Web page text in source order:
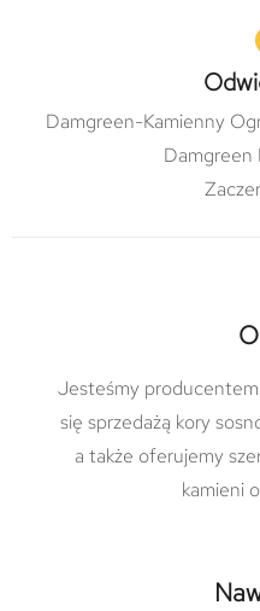
Damgreen-Kamienny
Damgreen
Jesteśmy
się sprzedażą kory
a także oferujemy
kamieni